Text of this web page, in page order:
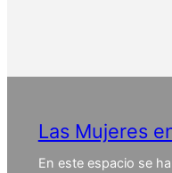
Las Mujeres
En este espacio se